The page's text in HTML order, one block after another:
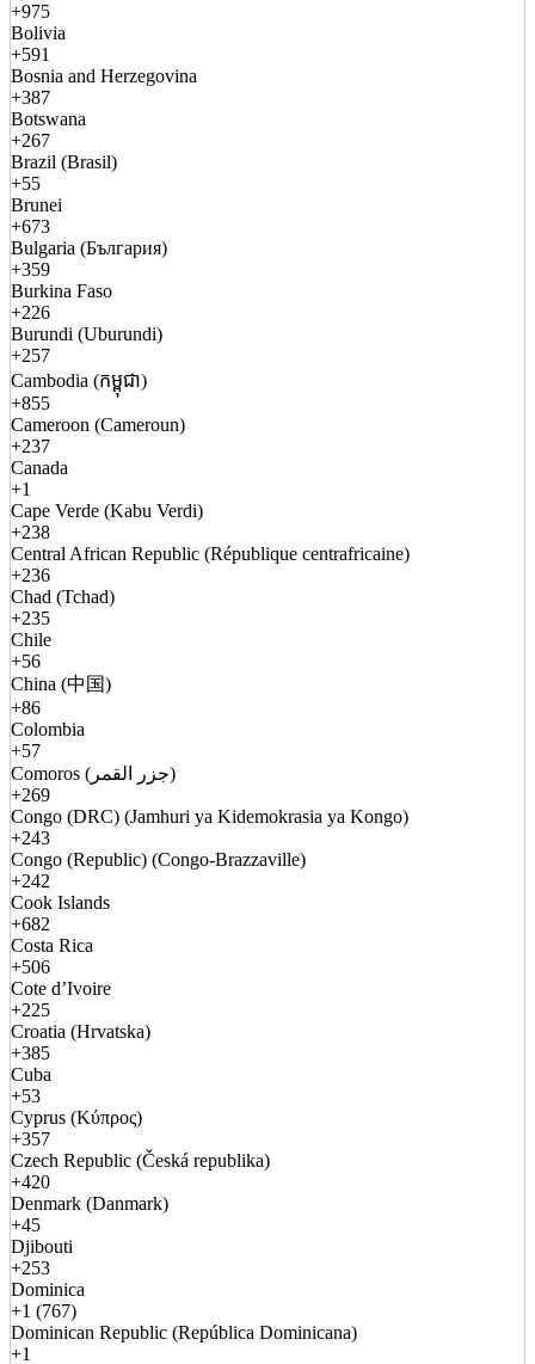
+975
Bolivia
+591
Bosnia and Herzegovina
+387
Botswana
+267
Brazil (Brasil)
+55
Brunei
+673
Bulgaria (България)
+359
Burkina Faso
+226
Burundi (Uburundi)
+257
Cambodia (កម្ពុជា)
+855
Cameroon (Cameroun)
+237
Canada
+1
Cape Verde (Kabu Verdi)
+238
Central African Republic (République centrafricaine)
+236
Chad (Tchad)
+235
Chile
+56
China (中国)
+86
Colombia
+57
Comoros (جزر القمر)
+269
Congo (DRC) (Jamhuri ya Kidemokrasia ya Kongo)
+243
Congo (Republic) (Congo-Brazzaville)
+242
Cook Islands
+682
Costa Rica
+506
Cote d’Ivoire
+225
Croatia (Hrvatska)
+385
Cuba
+53
Cyprus (Κύπρος)
+357
Czech Republic (Česká republika)
+420
Denmark (Danmark)
+45
Djibouti
+253
Dominica
+1 (767)
Dominican Republic (República Dominicana)
+1